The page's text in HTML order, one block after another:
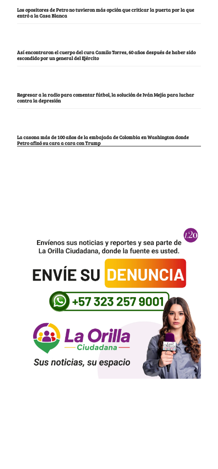
Los opositores de Petro no tuvieron más opción que criticar la puerta por la que
entró a la Casa Blanca
Así encontraron el cuerpo del cura Camilo Torres, 60 años después de haber sido
escondido por un general del Ejército
Regresar a la radio para comentar fútbol, la solución de Iván Mejía para luchar
contra la depresión
La casona más de 100 años de la embajada de Colombia en Washington donde
Petro afinó su cara a cara con Trump